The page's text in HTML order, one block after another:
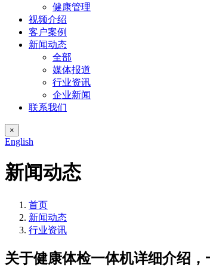
健康管理
视频介绍
客户案例
新闻动态
全部
媒体报道
行业资讯
企业新闻
联系我们
×
English
新闻动态
首页
新闻动态
行业资讯
关于健康体检一体机详细介绍，